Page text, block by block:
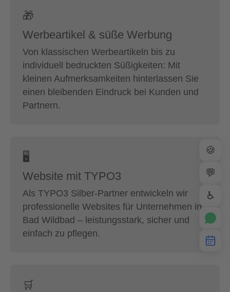
🎁
Werbeartikel & süße Werbung
Von klassischen Werbeartikeln bis zu
individuell bedruckten Süßigkeiten: Mit
kleinen Aufmerksamkeiten hinterlassen Sie
einen bleibenden Eindruck bei Kunden und
Partnern.
🖥
Website mit TYPO3
Als TYPO3 Silber-Partner entwickeln wir
professionelle Websites für Unternehmen in
Bad Wildbad – leistungsstark, sicher und
einfach zu pflegen.
🛒
🍪
💬
♿